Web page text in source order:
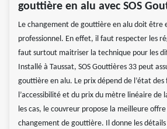
gouttière en alu avec SOS
Le changement de gouttière en alu doit être
professionnel. En effet, il faut respecter les
faut surtout maitriser la technique pour les
Installé à Taussat, SOS Gouttières 33 peut
gouttière en alu. Le prix dépend de l’état des
l’accessibilité et du prix du mètre linéaire de
les cas, le couvreur propose la meilleure
changement de gouttière. Il donne les détails